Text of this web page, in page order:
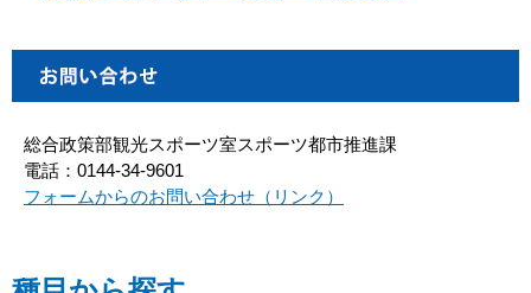
総合政策部観光スポーツ室スポーツ都市推進課
電話：0144-34-9601
フォームからのお問い合わせ（リンク）